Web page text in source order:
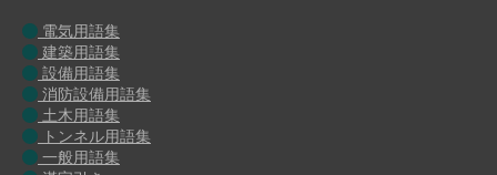
電気用語集
建築用語集
設備用語集
消防設備用語集
土木用語集
トンネル用語集
一般用語集